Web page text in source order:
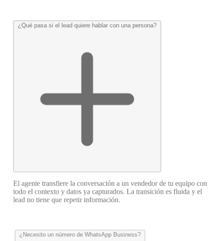
¿Qué pasa si el lead quiere hablar con una persona?
El agente transfiere la conversación a un vendedor de tu equipo con
todo el contexto y datos ya capturados. La transición es fluida y el
lead no tiene que repetir información.
¿Necesito un número de WhatsApp Business?